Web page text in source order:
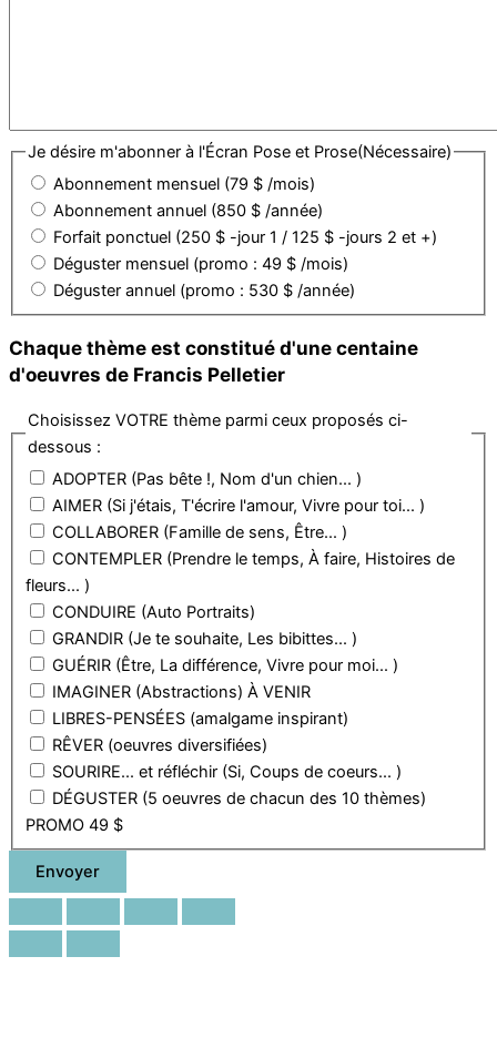
Je désire m'abonner à l'Écran Pose et Prose(Nécessaire)
Abonnement mensuel (79 $ /mois)
Abonnement annuel (850 $ /année)
Forfait ponctuel (250 $ -jour 1 / 125 $ -jours 2 et +)
Déguster mensuel (promo : 49 $ /mois)
Déguster annuel (promo : 530 $ /année)
Chaque thème est constitué d'une centaine
d'oeuvres de Francis Pelletier
Choisissez VOTRE thème parmi ceux proposés ci-
dessous :
ADOPTER (Pas bête !, Nom d'un chien... )
AIMER (Si j'étais, T'écrire l'amour, Vivre pour toi... )
COLLABORER (Famille de sens, Être... )
CONTEMPLER (Prendre le temps, À faire, Histoires de
fleurs... )
CONDUIRE (Auto Portraits)
GRANDIR (Je te souhaite, Les bibittes... )
GUÉRIR (Être, La différence, Vivre pour moi... )
IMAGINER (Abstractions) À VENIR
LIBRES-PENSÉES (amalgame inspirant)
RÊVER (oeuvres diversifiées)
SOURIRE... et réfléchir (Si, Coups de coeurs... )
DÉGUSTER (5 oeuvres de chacun des 10 thèmes)
PROMO 49 $
Envoyer